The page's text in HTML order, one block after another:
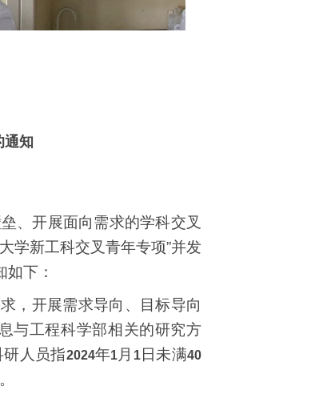
通知
、开展面向需求的学科交叉
学新工科交叉青年专项”并发
下：
，开展需求导向、目标导向
与工程科学部相关的研究方
人员指2024年1 月 1日未满40
。